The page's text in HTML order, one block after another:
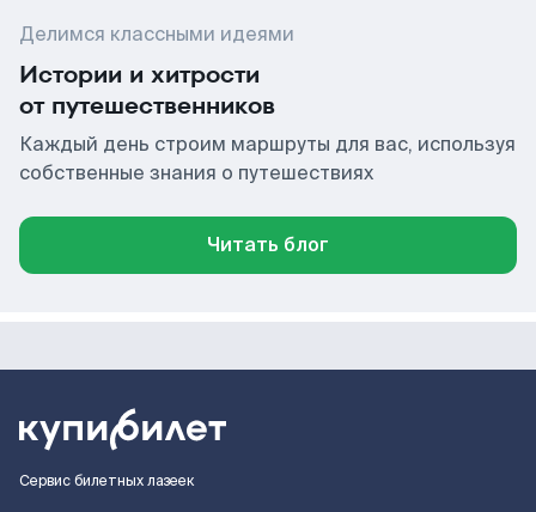
Делимся классными идеями
Истории и хитрости
от путешественников
Каждый день строим маршруты для вас, используя
собственные знания о путешествиях
Читать блог
Сервис билетных лазеек